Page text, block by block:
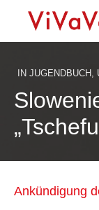
IN JUGENDBUCH ,
Ankündigung